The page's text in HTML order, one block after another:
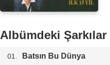
Albümdeki Şarkılar
01. Batsın Bu Dünya